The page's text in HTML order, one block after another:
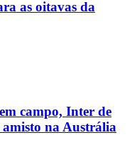
as oitavas da
campo, Inter de
na Austrália